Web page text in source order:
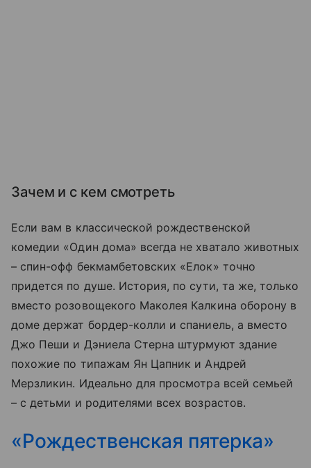
Зачем и с кем смотреть
Если вам в классической рождественской
комедии «Один дома» всегда не хватало животных
– спин-офф бекмамбетовских «Елок» точно
придется по душе. История, по сути, та же, только
вместо розовощекого Маколея Калкина оборону в
доме держат бордер-колли и спаниель, а вместо
Джо Пеши и Дэниела Стерна штурмуют здание
похожие по типажам Ян Цапник и Андрей
Мерзликин. Идеально для просмотра всей семьей
– с детьми и родителями всех возрастов.
«Рождественская пятерка»